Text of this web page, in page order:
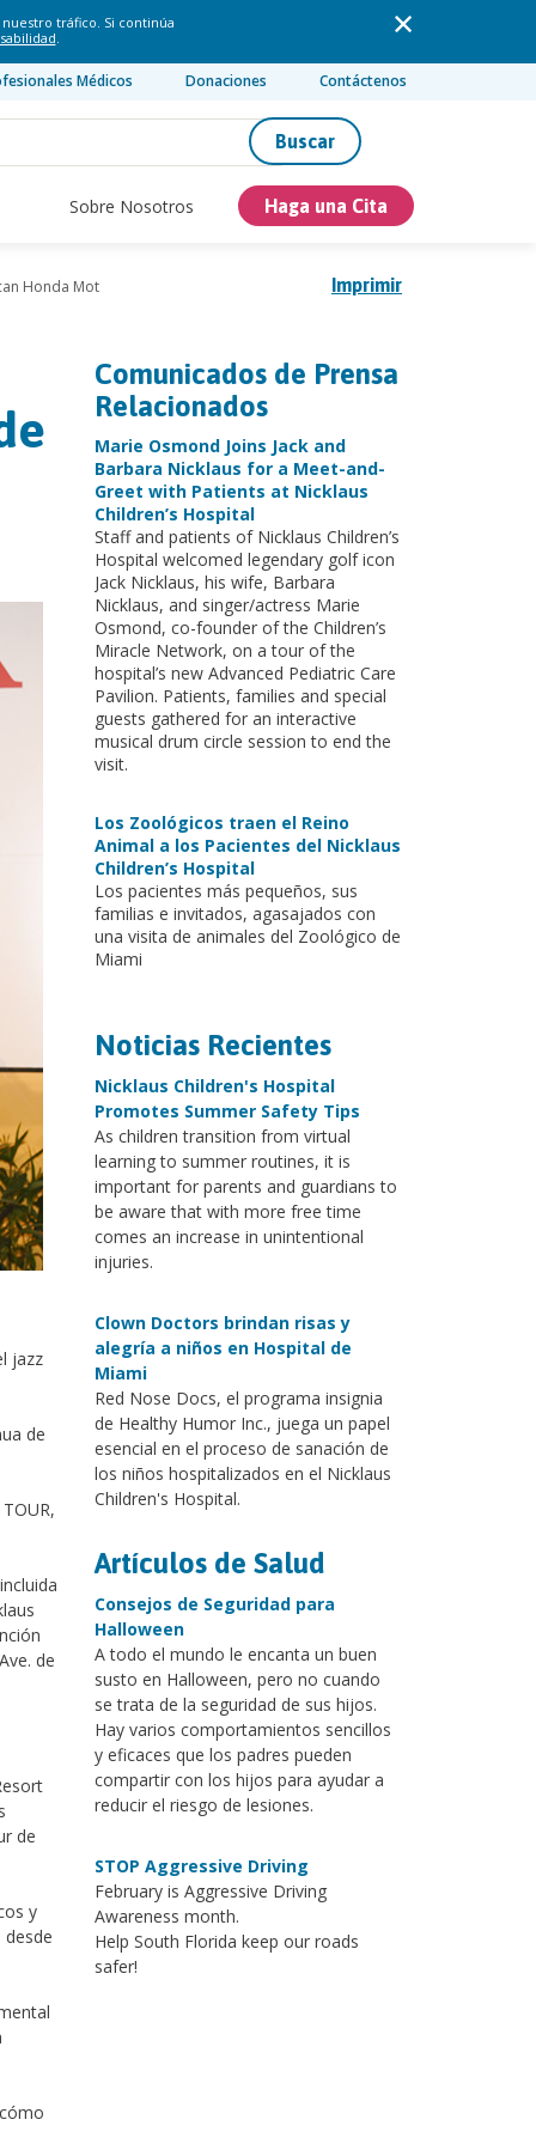
tráfico. Si continúa
.
Médicos Donaciones Contáctenos
Buscar
Sobre Nosotros Haga una Cita
Imprimir
Honda Mot
jazz
de
de
de
y
Comunicados de Prensa
Relacionados
Marie Osmond Joins Jack and
Barbara Nicklaus for a Meet-and-
Greet with Patients at Nicklaus
Children’s Hospital
Staff and patients of Nicklaus Children’s
Hospital welcomed legendary golf icon
Jack Nicklaus, his wife, Barbara
Nicklaus, and singer/actress Marie
Osmond, co-founder of the Children’s
Miracle Network, on a tour of the
hospital’s new Advanced Pediatric Care
Pavilion. Patients, families and special
guests gathered for an interactive
musical drum circle session to end the
visit.
Los Zoológicos traen el Reino
Animal a los Pacientes del Nicklaus
Children’s Hospital
Los pacientes más pequeños, sus
familias e invitados, agasajados con
una visita de animales del Zoológico de
Miami
Noticias Recientes
Nicklaus Children's Hospital
Promotes Summer Safety Tips
As children transition from virtual
learning to summer routines, it is
important for parents and guardians to
be aware that with more free time
comes an increase in unintentional
injuries.
Clown Doctors brindan risas y
alegría a niños en Hospital de
Miami
Red Nose Docs, el programa insignia
de Healthy Humor Inc., juega un papel
esencial en el proceso de sanación de
los niños hospitalizados en el Nicklaus
Children's Hospital.
Artículos de Salud
Consejos de Seguridad para
Halloween
A todo el mundo le encanta un buen
susto en Halloween, pero no cuando
se trata de la seguridad de sus hijos.
Hay varios comportamientos sencillos
y eficaces que los padres pueden
compartir con los hijos para ayudar a
reducir el riesgo de lesiones.
STOP Aggressive Driving
February is Aggressive Driving
Awareness month.
Help South Florida keep our roads
safer!